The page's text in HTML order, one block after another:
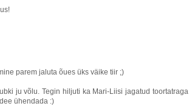
parem jaluta õues üks väike tiir ;)
ju võlu. Tegin hiljuti ka Mari-Liisi jagatud toortatraga
ühendada :)